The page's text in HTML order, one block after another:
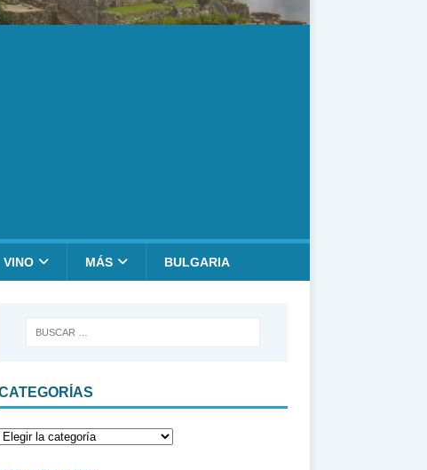
VINO MÁS BULGARIA